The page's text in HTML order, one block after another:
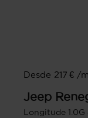
Desde 217 € /
Jeep
Longitude